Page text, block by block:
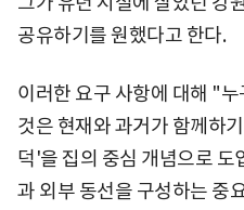
공유하기를 원했다고 한다.
이러한 요구 사항에 대해 "
것은 현재와 과거가 함께하
덕'을 집의 중심 개념으로 도
과 외부 동선을 구성하는 중